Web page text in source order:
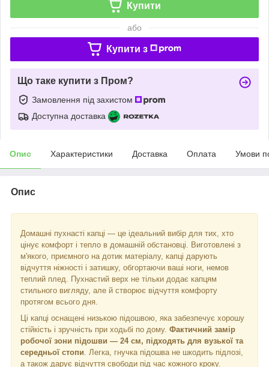
Купити
або
Купити з
Що таке купити з Пром?
Замовлення під захистом
Доступна доставка
Опис Характеристики Доставка Оплата Умови
Опис
Домашні пухнасті капці — це ідеальний вибір для тих, хто
цінує комфорт і тепло в домашній обстановці. Виготовлені з
м'якого, приємного на дотик матеріалу, капці дарують
відчуття ніжності і затишку, обгортаючи ваші ноги, немов
теплий плед. Пухнастий верх не тільки додає капцям
стильного вигляду, але й створює відчуття комфорту
протягом всього дня.
Ці капці оснащені низькою підошвою, яка забезпечує хорошу
стійкість і зручність при ходьбі по дому. Фактичний замір
робочої зони підошви — 24 см, підходять для вузької та
середньої стопи . Легка, гнучка підошва не шкодить підлозі,
а також дарує відчуття свободи під час кожного кроку.